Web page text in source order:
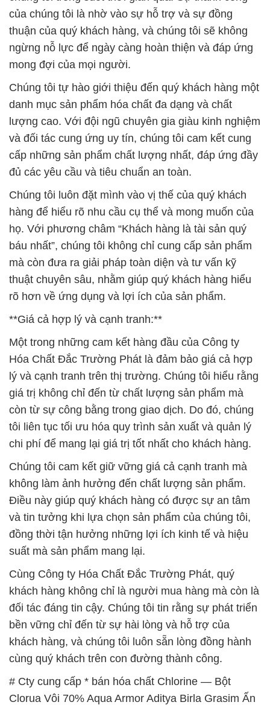
của chúng tôi là nhờ vào sự hỗ trợ và sự đồng
thuận của quý khách hàng, và chúng tôi sẽ không
ngừng nỗ lực để ngày càng hoàn thiện và đáp ứng
mong đợi của mọi người.
Chúng tôi tự hào giới thiệu đến quý khách hàng một
danh mục sản phẩm hóa chất đa dạng và chất
lượng cao. Với đội ngũ chuyên gia giàu kinh nghiệm
và đối tác cung ứng uy tín, chúng tôi cam kết cung
cấp những sản phẩm chất lượng nhất, đáp ứng đầy
đủ các yêu cầu và tiêu chuẩn an toàn.
Chúng tôi luôn đặt mình vào vị thế của quý khách
hàng để hiểu rõ nhu cầu cụ thể và mong muốn của
họ. Với phương châm “Khách hàng là tài sản quý
báu nhất”, chúng tôi không chỉ cung cấp sản phẩm
mà còn đưa ra giải pháp toàn diện và tư vấn kỹ
thuật chuyên sâu, nhằm giúp quý khách hàng hiểu
rõ hơn về ứng dụng và lợi ích của sản phẩm.
**Giá cả hợp lý và cạnh tranh:**
Một trong những cam kết hàng đầu của Công ty
Hóa Chất Đắc Trường Phát là đảm bảo giá cả hợp
lý và cạnh tranh trên thị trường. Chúng tôi hiểu rằng
giá trị không chỉ đến từ chất lượng sản phẩm mà
còn từ sự công bằng trong giao dịch. Do đó, chúng
tôi liên tục tối ưu hóa quy trình sản xuất và quản lý
chi phí để mang lại giá trị tốt nhất cho khách hàng.
Chúng tôi cam kết giữ vững giá cả cạnh tranh mà
không làm ảnh hưởng đến chất lượng sản phẩm.
Điều này giúp quý khách hàng có được sự an tâm
và tin tưởng khi lựa chọn sản phẩm của chúng tôi,
đồng thời tận hưởng những lợi ích kinh tế và hiệu
suất mà sản phẩm mang lại.
Cùng Công ty Hóa Chất Đắc Trường Phát, quý
khách hàng không chỉ là người mua hàng mà còn là
đối tác đáng tin cậy. Chúng tôi tin rằng sự phát triển
bền vững chỉ đến từ sự hài lòng và hỗ trợ của
khách hàng, và chúng tôi luôn sẵn lòng đồng hành
cùng quý khách trên con đường thành công.
# Cty cung cấp * bán hóa chất Chlorine — Bột
Clorua Vôi 70% Aqua Armor Aditya Birla Grasim Ấn